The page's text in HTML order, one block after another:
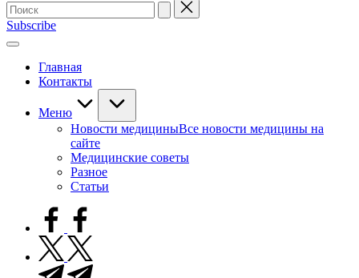
Поиск
для:
Subscribe
Главная
Контакты
Меню
Новости медициныВсе новости медицины на
сайте
Медицинские советы
Разное
Статьи
facebook.com
twitter.com
t.me